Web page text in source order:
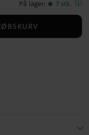
På lager: 7 stk.